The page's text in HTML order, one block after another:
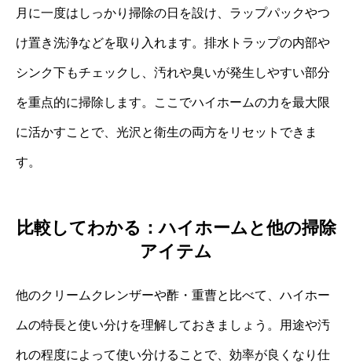
月に一度はしっかり掃除の日を設け、ラップパックやつ
け置き洗浄などを取り入れます。排水トラップの内部や
シンク下もチェックし、汚れや臭いが発生しやすい部分
を重点的に掃除します。ここでハイホームの力を最大限
に活かすことで、光沢と衛生の両方をリセットできま
す。
比較してわかる：ハイホームと他の掃除
アイテム
他のクリームクレンザーや酢・重曹と比べて、ハイホー
ムの特長と使い分けを理解しておきましょう。用途や汚
れの程度によって使い分けることで、効率が良くなり仕